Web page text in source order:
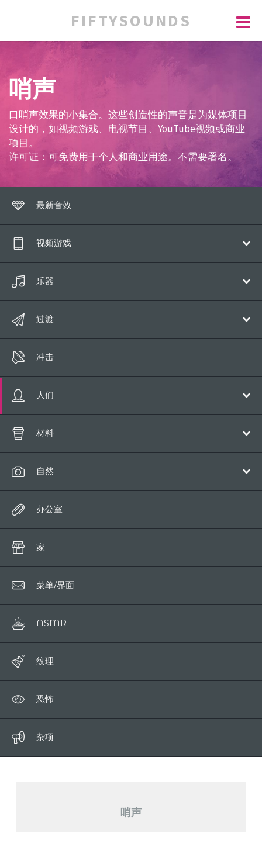
FIFTYSOUNDS
哨声
口哨声效果的小集合。这些创造性的声音是为媒体项目
设计的，如视频游戏、电视节目、YouTube视频或商业
项目。
许可证：可免费用于个人和商业用途。不需要署名。
最新音效
视频游戏
魔法
漫画
语音
泡沫
胜利
乐器
钢琴
吉他
音乐弦乐
过渡
立管
运动
回旋镖
冲击
人们
呼吸
咳嗽
吻
单词
咀嚼
哇
嘴
材料
纸
金属
塑料
自然
水
动物
办公室
家
菜单/界面
ASMR
纹理
恐怖
杂项
哨声